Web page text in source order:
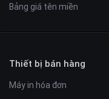
Bảng giá tên miền
Thiết bị bán hàng
Máy in hóa đơn